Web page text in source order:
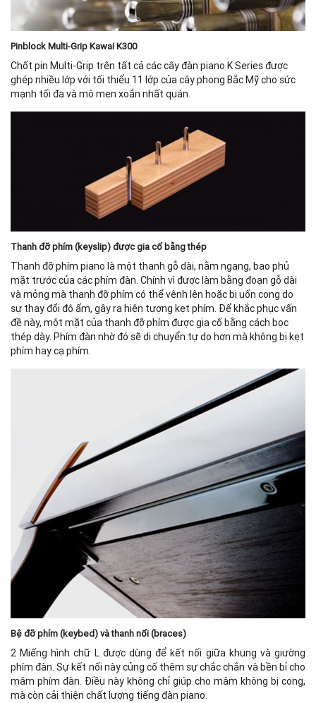
Pinblock Multi-Grip Kawai K300
Chốt pin Multi-Grip trên tất cả các cây đàn piano K Series được
ghép nhiều lớp với tối thiểu 11 lớp của cây phong Bắc Mỹ cho sức
mạnh tối đa và mô men xoắn nhất quán.
Thanh đỡ phím (keyslip) được gia cố bằng thép
Thanh đỡ phím piano là một thanh gỗ dài, nằm ngang, bao phủ
mặt trước của các phím đàn. Chính vì được làm bằng đoạn gỗ dài
và mỏng mà thanh đỡ phím có thể vênh lên hoặc bị uốn cong do
sự thay đổi độ ẩm, gây ra hiện tượng kẹt phím. Để khắc phục vấn
đề này, một mặt của thanh đỡ phím được gia cố bằng cách bọc
thép dày. Phím đàn nhờ đó sẽ di chuyển tự do hơn mà không bị kẹt
phím hay cạ phím.
Bệ đỡ phím (keybed) và thanh nối (braces)
2 Miếng hình chữ L được dùng để kết nối giữa khung và giường
phím đàn. Sự kết nối này củng cố thêm sự chắc chắn và bền bỉ cho
mâm phím đàn. Điều này không chỉ giúp cho mâm không bị cong,
mà còn cải thiện chất lượng tiếng đàn piano.